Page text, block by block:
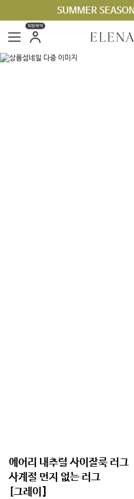
SUMMER
회원혜택
에어리 내추럴 사이잘룩 러그
사계절 먼지 없는 러그
[그레이]